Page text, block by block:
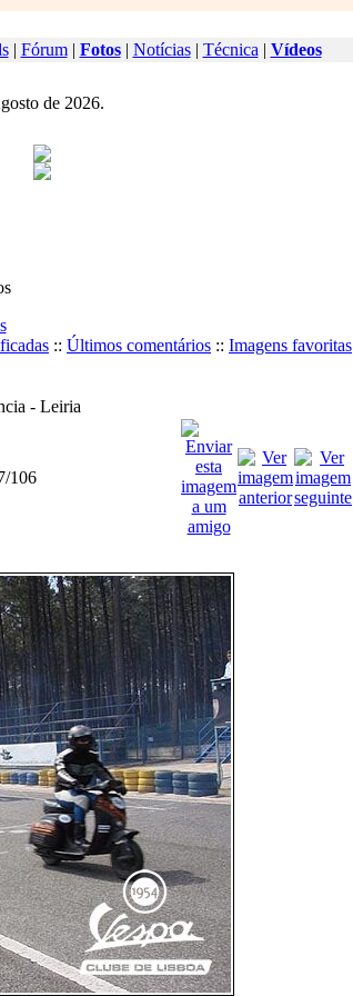
| Fórum| Fotos| Notícias| Técnica | Vídeos
de 2026.
:: Últimos comentários :: Imagens favoritas
- Leiria
106